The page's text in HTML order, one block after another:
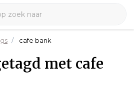
cafe bank
met cafe